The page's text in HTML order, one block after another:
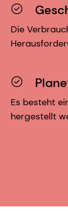
Die
Es besteht
hergestellt